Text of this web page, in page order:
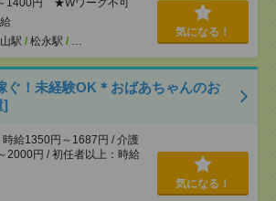
1400円 ★Wワーク不可
駅 / 松永駅 / …
気になる！
ぐ！未経験OK＊おばあちゃんのお
]
給1350円～1687円 / 介護
2000円 / 初任者以上：時給
気になる！